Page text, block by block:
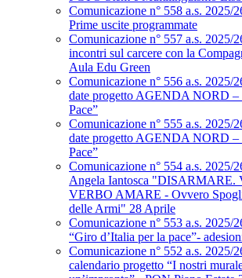
Comunicazione n° 558 a.s. 2025/
Prime uscite programmate
Comunicazione n° 557 a.s. 2025/
incontri sul carcere con la
Aula Edu Green
Comunicazione n° 556 a.s. 2025/
date progetto AGENDA NORD –
Pace”
Comunicazione n° 555 a.s. 2025/
date progetto AGENDA NORD –
Pace”
Comunicazione n° 554 a.s. 2025/
Angela Iantosca "DISARMARE.
VERBO AMARE - Ovvero
delle Armi" 28 Aprile
Comunicazione n° 553 a.s. 2025/
“Giro d’Italia per la pace”-
Comunicazione n° 552 a.s. 2025/
calendario progetto “I nostri